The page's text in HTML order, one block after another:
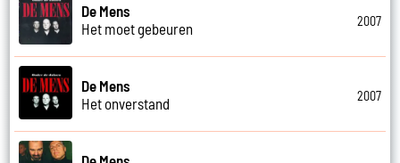
De Mens
Het moet gebeuren
2007
De Mens
Het onverstand
2007